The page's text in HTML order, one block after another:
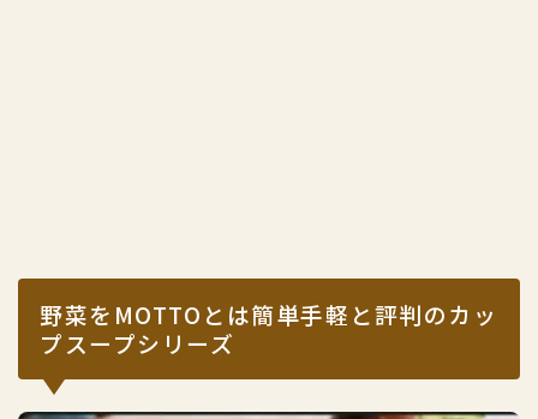
野菜をMOTTOとは簡単手軽と評判のカッ
プスープシリーズ